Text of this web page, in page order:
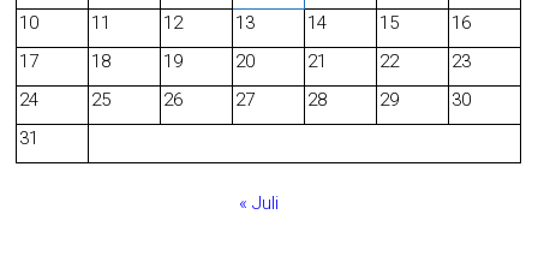
o
10
11 12 13 14 15
16
17
18 19 20 21 22
23
24
25 26 27 28 29
30
31
« Juli